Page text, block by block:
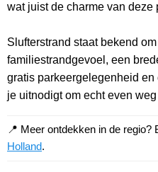
wat juist de charme van deze
Slufterstrand staat bekend
familiestrandgevoel, een
gratis parkeergelegenheid
je uitnodigt om echt even
📍 Meer ontdekken in de regio?
Holland.